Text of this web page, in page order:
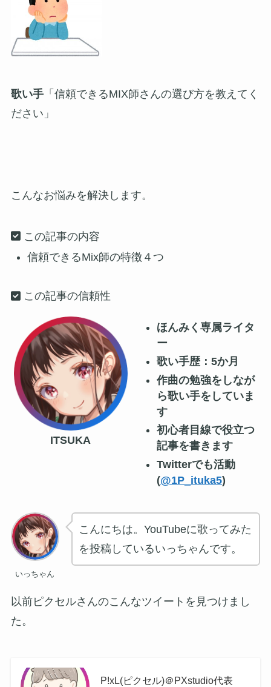
歌い手「信頼できるMIX師さんの選び方を教えてく
ださい」
こんなお悩みを解決します。
この記事の内容
信頼できるMix師の特徴４つ
この記事の信頼性
ITSUKA
ほんみく専属ライタ
ー
歌い手歴：5か月
作曲の勉強をしなが
ら歌い手をしていま
す
初心者目線で役立つ
記事を書きます
Twitterでも活動
(@1P_ituka5)
いっちゃん
こんにちは。YouTubeに歌ってみた
を投稿しているいっちゃんです。
以前ピクセルさんのこんなツイートを見つけまし
た。
P!xL(ピクセル)＠PXstudio代表